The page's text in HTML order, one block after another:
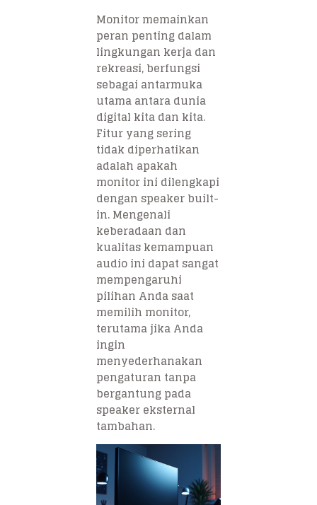
Monitor memainkan
peran penting dalam
lingkungan kerja dan
rekreasi, berfungsi
sebagai antarmuka
utama antara dunia
digital kita dan kita.
Fitur yang sering
tidak diperhatikan
adalah apakah
monitor ini dilengkapi
dengan speaker built-
in. Mengenali
keberadaan dan
kualitas kemampuan
audio ini dapat sangat
mempengaruhi
pilihan Anda saat
memilih monitor,
terutama jika Anda
ingin
menyederhanakan
pengaturan tanpa
bergantung pada
speaker eksternal
tambahan.